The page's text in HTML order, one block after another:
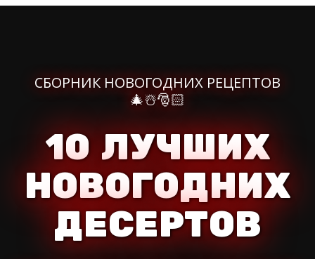
СБОРНИК НОВОГОДНИХ РЕЦЕПТОВ
🎄☃️🎅🏻
10 ЛУЧШИХ
НОВОГОДНИХ
ДЕСЕРТОВ